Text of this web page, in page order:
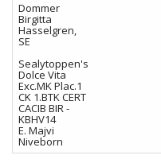
Dommer
Birgitta
Hasselgren,
SE
Sealytoppen's
Dolce Vita
Exc.MK Plac.1
CK 1.BTK CERT
CACIB BIR -
KBHV14
E. Majvi
Niveborn